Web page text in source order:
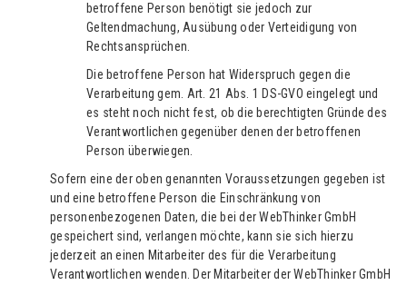
betroffene Person benötigt sie jedoch zur
Geltendmachung, Ausübung oder Verteidigung von
Rechtsansprüchen.
Die betroffene Person hat Widerspruch gegen die
Verarbeitung gem. Art. 21 Abs. 1 DS-GVO eingelegt und
es steht noch nicht fest, ob die berechtigten Gründe des
Verantwortlichen gegenüber denen der betroffenen
Person überwiegen.
Sofern eine der oben genannten Voraussetzungen gegeben ist
und eine betroffene Person die Einschränkung von
personenbezogenen Daten, die bei der WebThinker GmbH
gespeichert sind, verlangen möchte, kann sie sich hierzu
jederzeit an einen Mitarbeiter des für die Verarbeitung
Verantwortlichen wenden. Der Mitarbeiter der WebThinker GmbH